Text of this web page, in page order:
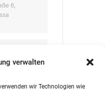
verwalten
wir Technologien wie
6,